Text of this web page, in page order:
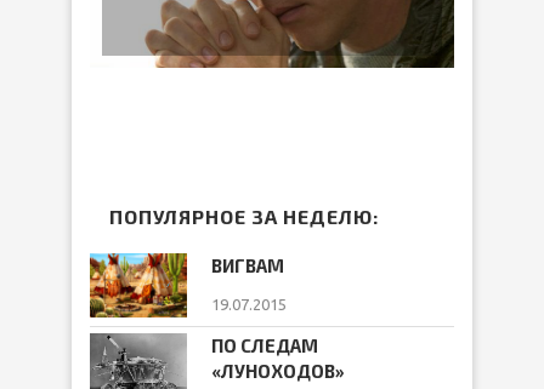
ПОПУЛЯРНОЕ ЗА НЕДЕЛЮ:
ВИГВАМ
19.07.2015
ПО СЛЕДАМ
«ЛУНОХОДОВ»